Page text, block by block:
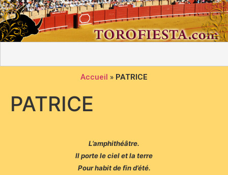
Accueil » PATRICE
PATRICE
L’amphithéâtre.
Il porte le ciel et la terre
Pour habit de fin d’été.